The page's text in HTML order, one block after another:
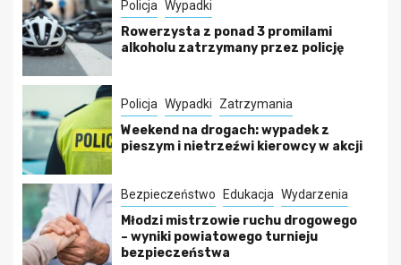
Policja Wypadki
Rowerzysta z ponad 3 promilami
alkoholu zatrzymany przez policję
Policja Wypadki Zatrzymania
Weekend na drogach: wypadek z
pieszym i nietrzeźwi kierowcy w akcji
Bezpieczeństwo Edukacja Wydarzenia
Młodzi mistrzowie ruchu drogowego
– wyniki powiatowego turnieju
bezpieczeństwa